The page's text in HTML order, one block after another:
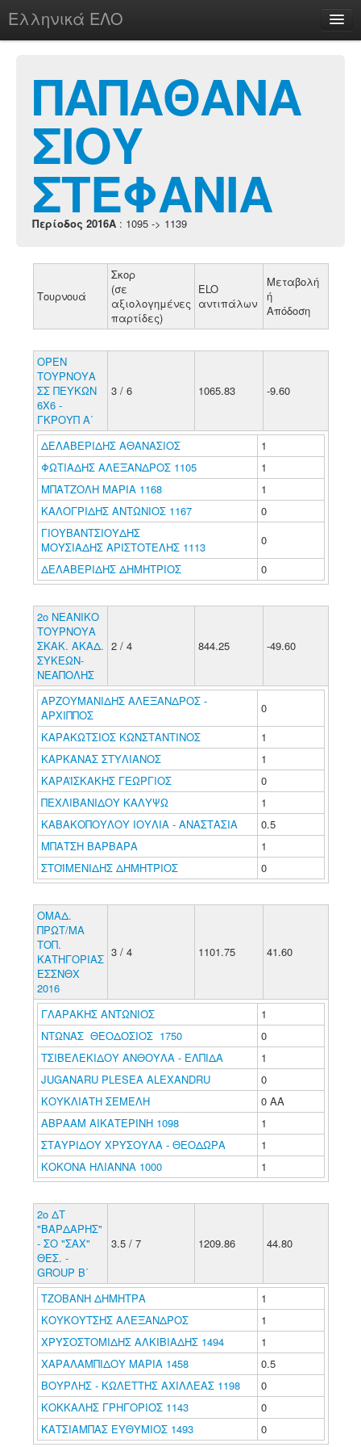
Ελληνικά ΕΛΟ
chesstu.be @ discord
Login
ΠΑΠΑΘΑΝΑ
ΣΙΟΥ
ΣΤΕΦΑΝΙΑ
Περίοδος 2016A : 1095 -> 1139
Τουρνουά
Σκορ
(σε
αξιολογημένες
παρτίδες)
ELO
αντιπάλων
Μεταβολή
ή
Απόδοση
ΟΡΕΝ
ΤΟΥΡΝΟΥΑ
ΣΣ ΠΕΥΚΩΝ
6Χ6 -
ΓΚΡΟΥΠ Α΄
3 / 6 1065.83 -9.60
ΔΕΛΑΒΕΡΙΔΗΣ ΑΘΑΝΑΣΙΟΣ
1
ΦΩΤΙΑΔΗΣ ΑΛΕΞΑΝΔΡΟΣ 1105
1
ΜΠΑΤΖΟΛΗ ΜΑΡΙΑ 1168
1
ΚΑΛΟΓΡΙΔΗΣ ΑΝΤΩΝΙΟΣ 1167
0
ΓΙΟΥΒΑΝΤΣΙΟΥΔΗΣ
ΜΟΥΣΙΑΔΗΣ ΑΡΙΣΤΟΤΕΛΗΣ 1113
0
ΔΕΛΑΒΕΡΙΔΗΣ ΔΗΜΗΤΡΙΟΣ
0
2ο ΝΕΑΝΙΚΟ
ΤΟΥΡΝΟΥΑ
ΣΚΑΚ. ΑΚΑΔ.
ΣΥΚΕΩΝ-
ΝΕΑΠΟΛΗΣ
2 / 4 844.25 -49.60
ΑΡΖΟΥΜΑΝΙΔΗΣ ΑΛΕΞΑΝΔΡΟΣ -
ΑΡΧΙΠΠΟΣ
0
ΚΑΡΑΚΩΤΣΙΟΣ ΚΩΝΣΤΑΝΤΙΝΟΣ
1
ΚΑΡΚΑΝΑΣ ΣΤΥΛΙΑΝΟΣ
1
ΚΑΡΑΪΣΚΑΚΗΣ ΓΕΩΡΓΙΟΣ
0
ΠΕΧΛΙΒΑΝΙΔΟΥ ΚΑΛΥΨΩ
1
ΚΑΒΑΚΟΠΟΥΛΟΥ ΙΟΥΛΙΑ - ΑΝΑΣΤΑΣΙΑ
0.5
ΜΠΑΤΣΗ ΒΑΡΒΑΡΑ
1
ΣΤΟΪΜΕΝΙΔΗΣ ΔΗΜΗΤΡΙΟΣ
0
ΟΜΑΔ.
ΠΡΩΤ/ΜΑ
ΤΟΠ.
ΚΑΤΗΓΟΡΙΑΣ
ΕΣΣΝΘΧ
2016
3 / 4 1101.75 41.60
ΓΛΑΡΑΚΗΣ ΑΝΤΩΝΙΟΣ
1
ΝΤΩΝΑΣ ΘΕΟΔΟΣΙΟΣ 1750
0
ΤΣΙΒΕΛΕΚΙΔΟΥ ΑΝΘΟΥΛΑ - ΕΛΠΙΔΑ
1
JUGANARU PLESEA ALEXANDRU
0
ΚΟΥΚΛΙΑΤΗ ΣΕΜΕΛΗ
0 ΑΑ
ΑΒΡΑΑΜ ΑΙΚΑΤΕΡΙΝΗ 1098
1
ΣΤΑΥΡΙΔΟΥ ΧΡΥΣΟΥΛΑ - ΘΕΟΔΩΡΑ
1
ΚΟΚΟΝΑ ΗΛΙΑΝΝΑ 1000
1
2ο ΔΤ
"ΒΑΡΔΑΡΗΣ"
- ΣΟ "ΣΑΧ"
ΘΕΣ. -
GROUP Β΄
3.5 / 7 1209.86 44.80
ΤΖΟΒΑΝΗ ΔΗΜΗΤΡΑ
1
ΚΟΥΚΟΥΤΣΗΣ ΑΛΕΞΑΝΔΡΟΣ
1
ΧΡΥΣΟΣΤΟΜΙΔΗΣ ΑΛΚΙΒΙΑΔΗΣ 1494
1
ΧΑΡΑΛΑΜΠΙΔΟΥ ΜΑΡΙΑ 1458
0.5
ΒΟΥΡΛΗΣ - ΚΩΛΕΤΤΗΣ ΑΧΙΛΛΕΑΣ 1198
0
ΚΟΚΚΑΛΗΣ ΓΡΗΓΟΡΙΟΣ 1143
0
ΚΑΤΣΙΑΜΠΑΣ ΕΥΘΥΜΙΟΣ 1493
0